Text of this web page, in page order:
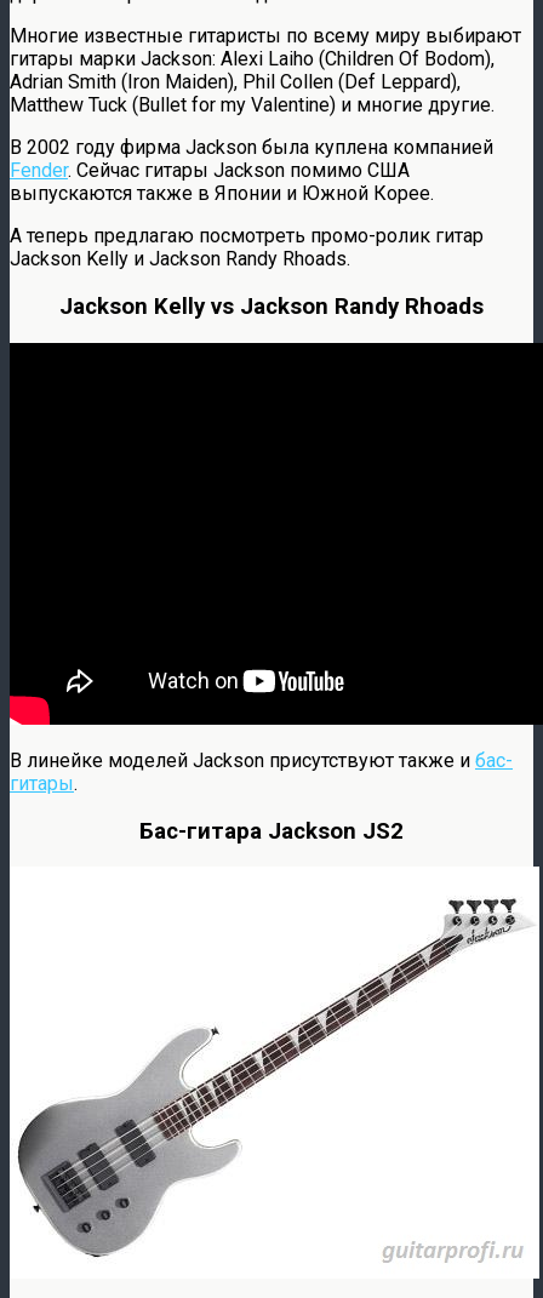
Многие известные гитаристы по всему миру выбирают
гитары марки Jackson: Alexi Laiho (Children Of Bodom),
Adrian Smith (Iron Maiden), Phil Collen (Def Leppard),
Matthew Tuck (Bullet for my Valentine) и многие другие.
В 2002 году фирма Jackson была куплена компанией
Fender. Сейчас гитары Jackson помимо США
выпускаются также в Японии и Южной Корее.
А теперь предлагаю посмотреть промо-ролик гитар
Jackson Kelly и Jackson Randy Rhoads.
Jackson Kelly vs Jackson Randy Rhoads
В линейке моделей Jackson присутствуют также и бас-
гитары.
Бас-гитара Jackson JS2